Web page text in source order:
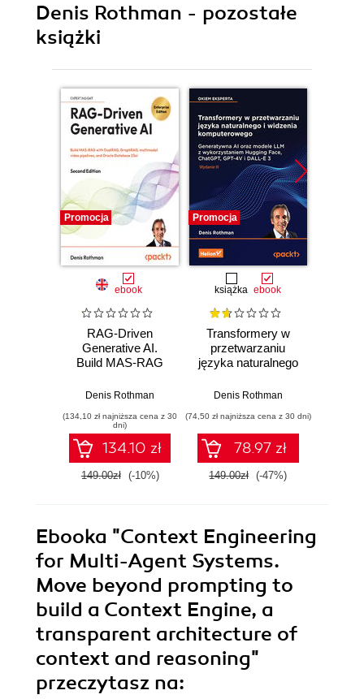
Denis Rothman - pozostałe
książki
Promocja
ebook
RAG-Driven
Generative AI.
Build MAS-RAG
GraphRAG,
pipelines, and
Oracle Database
23ai - Second
Edition
Denis Rothman
(134,10 zł najniższa cena z 30
dni)
134.10 zł
149.00zł (-10%)
Promocja
książka ebook
Transformery w
przetwarzaniu
języka naturalnego
komputerowego.
oraz modele LLM z
wykorzystaniem
Hugging Face,
ChatGPT, GPT-4V
i DALL-E 3.
Denis Rothman
(74,50 zł najniższa cena z 30 dni)
78.97 zł
149.00zł (-47%)
Ebooka "Context Engineering
for Multi-Agent Systems.
Move beyond prompting to
build a Context Engine, a
transparent architecture of
context and reasoning"
przeczytasz na: